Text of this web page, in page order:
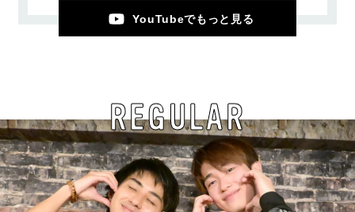
YouTubeでもっと見る
REGULAR